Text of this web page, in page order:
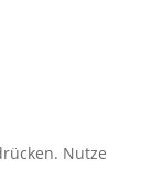
Nutze